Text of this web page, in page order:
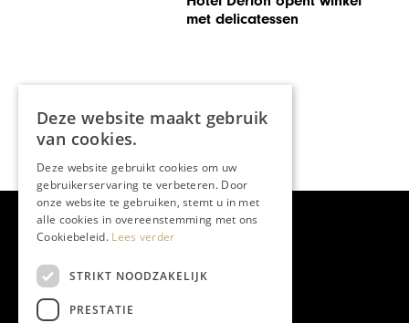
MarcCain
Deze website maakt gebruik
van cookies.
Deze website gebruikt cookies om uw
gebruikerservaring te verbeteren. Door
onze website te gebruiken, stemt u in met
alle cookies in overeenstemming met ons
Cookiebeleid. Lees verder
STRIKT NOODZAKELIJK
PRESTATIE